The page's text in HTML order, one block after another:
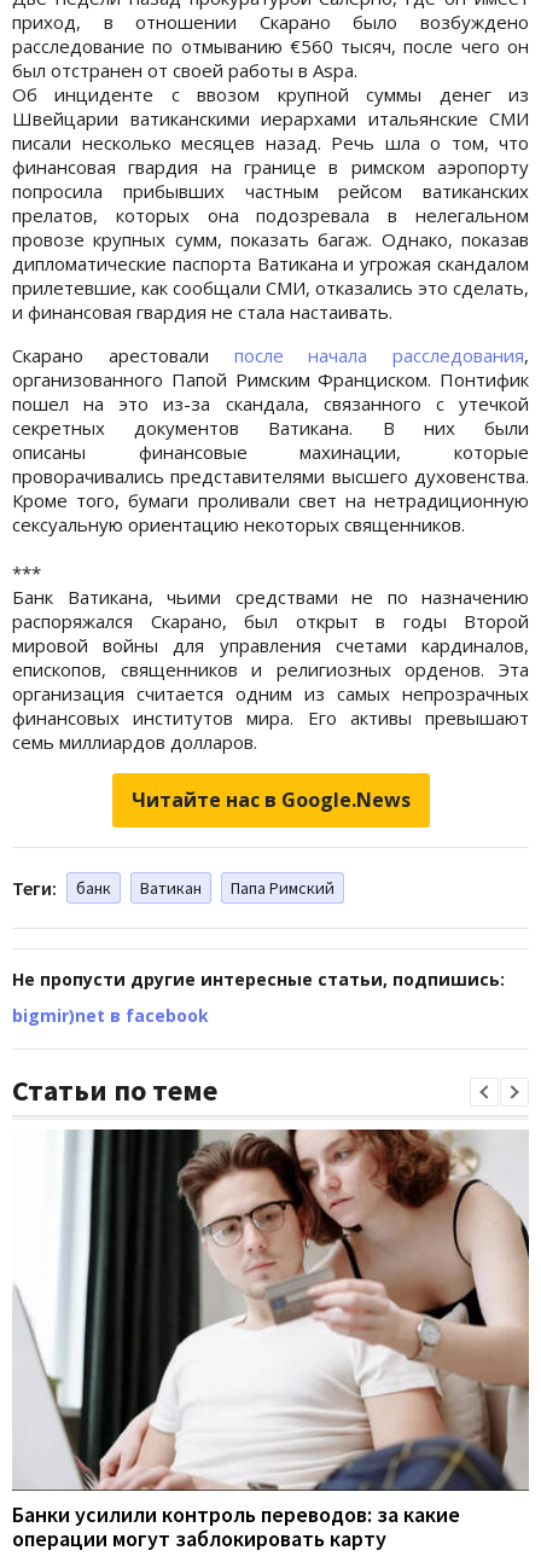
приход, в отношении Скарано было возбуждено
расследование по отмыванию €560 тысяч, после чего он
был отстранен от своей работы в Aspa.
Об инциденте с ввозом крупной суммы денег из
Швейцарии ватиканскими иерархами итальянские СМИ
писали несколько месяцев назад. Речь шла о том, что
финансовая гвардия на границе в римском аэропорту
попросила прибывших частным рейсом ватиканских
прелатов, которых она подозревала в нелегальном
провозе крупных сумм, показать багаж. Однако, показав
дипломатические паспорта Ватикана и угрожая скандалом
прилетевшие, как сообщали СМИ, отказались это сделать,
и финансовая гвардия не стала настаивать.
Скарано арестовали после начала расследования,
организованного Папой Римским Франциском. Понтифик
пошел на это из-за скандала, связанного с утечкой
секретных документов Ватикана. В них были
описаны финансовые махинации, которые
проворачивались представителями высшего духовенства.
Кроме того, бумаги проливали свет на нетрадиционную
сексуальную ориентацию некоторых священников.
***
Банк Ватикана, чьими средствами не по назначению
распоряжался Скарано, был открыт в годы Второй
мировой войны для управления счетами кардиналов,
епископов, священников и религиозных орденов. Эта
организация считается одним из самых непрозрачных
финансовых институтов мира. Его активы превышают
семь миллиардов долларов.
Читайте нас в Google.News
Теги: банк Ватикан Папа Римский
Не пропусти другие интересные статьи, подпишись:
bigmir)net в facebook
Статьи по теме
Банки усилили контроль переводов: за какие
операции могут заблокировать карту